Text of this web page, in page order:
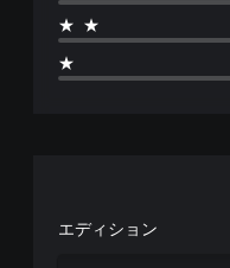
★★
★
エディション